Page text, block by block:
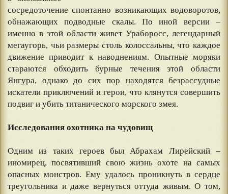
сосредоточение спонтанно возникающих водоворотов,
обнажающих подводные скалы. По иной версии –
именно в этой области живет Ураборосс, легендарный
мегаугорь, чьи размеры столь колоссальны, что каждое
движение приводит к наводнениям. Опытные моряки
стараются обходить бурные течения этой области
Янгура, однако до сих пор находятся безрассудные
искатели приключений и герои, что клянутся совершить
подвиг и убить титанического морского змея.
Исследования охотника на чудовищ
Одним из таких героев был Абрахам Лирейский –
иномирец, посвятивший свою жизнь охоте на самых
опасных монстров. Ему удалось проникнуть в сердце
треугольника и даже вернуться оттуда живым. О том,